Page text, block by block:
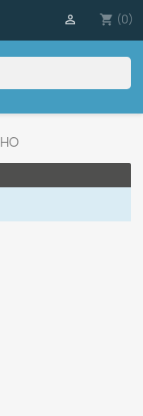
shopping_cart (0)

HO